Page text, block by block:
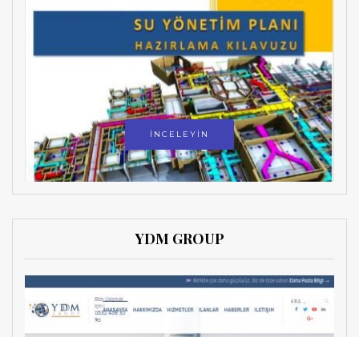
İNCELEYİN
YDM GROUP